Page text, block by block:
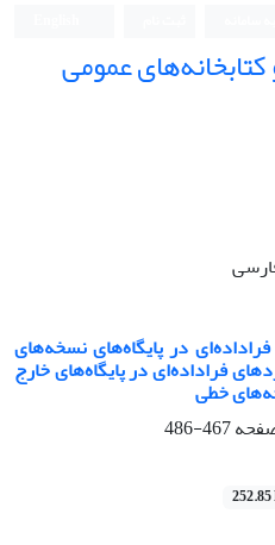
عمومی
در پایگاه‌های نسخه‌های
فراداده‌ای در پایگاه‌های خارج
خطی
467-486